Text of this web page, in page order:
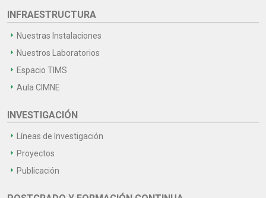
INFRAESTRUCTURA
Nuestras Instalaciones
Nuestros Laboratorios
Espacio TIMS
Aula CIMNE
INVESTIGACIÓN
Líneas de Investigación
Proyectos
Publicación